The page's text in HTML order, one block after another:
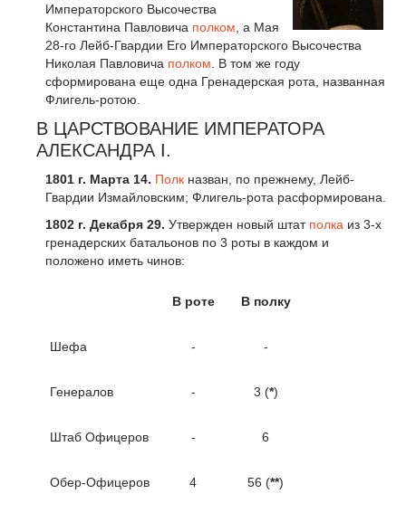
Императорского Высочества
Константина Павловича полком, а Мая
28-го Лейб-Гвардии Его Императорского Высочества
Николая Павловича полком. В том же году
сформирована еще одна Гренадерская рота, названная
Флигель-ротою.
В ЦАРСТВОВАНИЕ ИМПЕРАТОРА
АЛЕКСАНДРА I.
1801 г. Марта 14. Полк назван, по прежнему, Лейб-
Гвардии Измайловским; Флигель-рота расформирована.
1802 г. Декабря 29. Утвержден новый штат полка из 3-х
гренадерских батальонов по 3 роты в каждом и
положено иметь чинов:
В роте В полку
Шефа - -
Генералов - 3 (*)
Штаб Офицеров - 6
Обер-Офицеров 4 56 (**)